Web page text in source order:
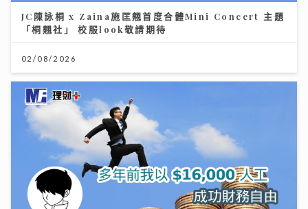
JC陳詠桐 x Zaina施匡翹首度合體Mini Concert 主題
「桐翹社」 校服look敬請期待
02/08/2026